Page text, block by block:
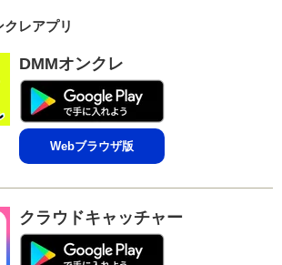
レアプリ
DMMオンクレ
Webブラウザ版
クラウドキャッチャー